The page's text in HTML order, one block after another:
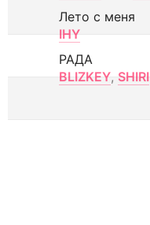
Лето с меня
IHY
РАДА
BLIZKEY, SHIRI